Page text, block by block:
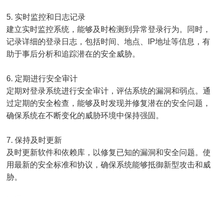
5. 实时监控和日志记录
建立实时监控系统，能够及时检测到异常登录行为。同时，
记录详细的登录日志，包括时间、地点、IP地址等信息，有
助于事后分析和追踪潜在的安全威胁。
6. 定期进行安全审计
定期对登录系统进行安全审计，评估系统的漏洞和弱点。通
过定期的安全检查，能够及时发现并修复潜在的安全问题，
确保系统在不断变化的威胁环境中保持强固。
7. 保持及时更新
及时更新软件和依赖库，以修复已知的漏洞和安全问题。使
用最新的安全标准和协议，确保系统能够抵御新型攻击和威
胁。